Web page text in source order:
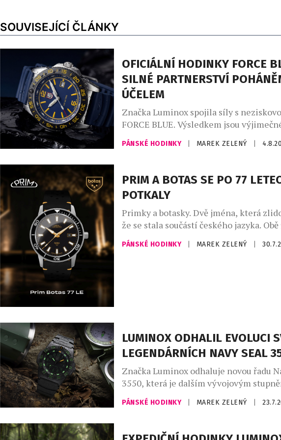
SOUVISEJÍCÍ ČLÁNKY
OFICIÁLNÍ HODINKY FORCE
SILNÉ PARTNERSTVÍ
ÚČELEM
Značka Luminox spojila síly s
FORCE BLUE. Výsledkem jsou
jejichž vznikem stojí elitní vojenští
dnes místo bojových operací zachraňují
byly od začátku do konce formovány
podněty vysloužilých členů Navy SEALs
ze speciálních jednotek. Jsou určeny
PÁNSKÉ HODINKY MAREK ZELENÝ
PRIM A BOTAS SE PO 77
POTKALY
Primky a botasky. Dvě jména, která
že se stala součástí českého jazyka. Obě
vznikly v roce 1949 a po
poprvé setkaly na jednom výrobku.
PÁNSKÉ HODINKY MAREK ZELENÝ
LUMINOX ODHALIL EVOLUCI
LEGENDÁRNÍCH NAVY SEAL
Značka Luminox odhaluje novou řadu
3550, která je dalším vývojovým
nejikoničtější kolekce. Novinka,
let spolupráce s americkými
odolnost a taktický výkon. Přichází však
PÁNSKÉ HODINKY MAREK ZELENÝ